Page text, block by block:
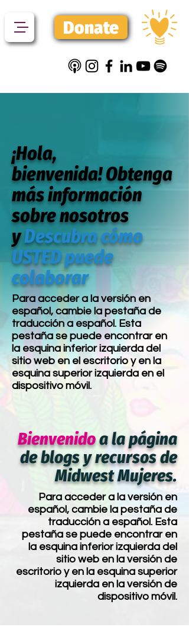
Donate
¡Hola,
bienvenida! Obtenga
más información
sobre nosotros
yDescubra cómo
USTED puede
colaborar
Para acceder a la versión en
español, cambie la pestaña de
traducción a español. Esta
pestaña se puede encontrar en
la esquina inferior izquierda del
sitio web en el escritorio y en la
esquina superior izquierda en el
dispositivo móvil.
Bienvenidoa la página
de blogs y recursos de
Midwest Mujeres.
Para acceder a la versión en
español, cambie la pestaña de
traducción a español. Esta
pestaña se puede encontrar en
la esquina inferior izquierda del
sitio web en la versión de
escritorio y en la esquina superior
izquierda en la versión de
dispositivo móvil.